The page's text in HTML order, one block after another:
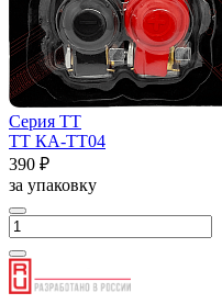
Серия ТТ
ТТ КА-ТТ04
390 ₽
за упаковку